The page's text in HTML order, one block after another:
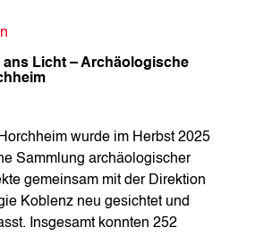
ans Licht – Archäologische
wurde im Herbst 2025
Sammlung archäologischer
gemeinsam mit der Direktion
Koblenz neu gesichtet und
Insgesamt konnten 252